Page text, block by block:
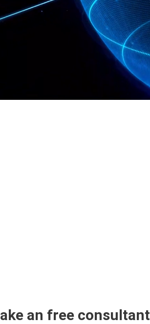
an free consultant